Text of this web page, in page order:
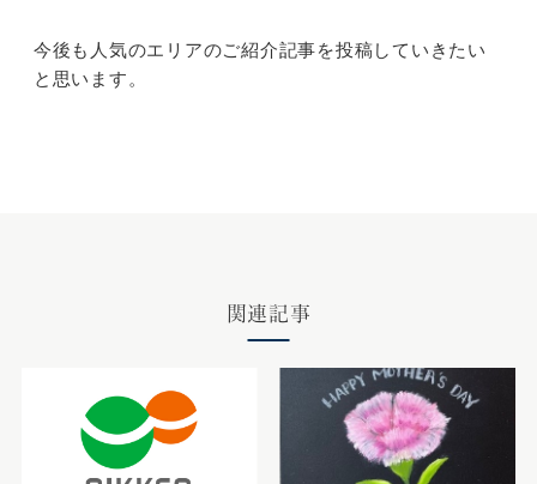
今後も人気のエリアのご紹介記事を投稿していきたい
と思います。
関連記事